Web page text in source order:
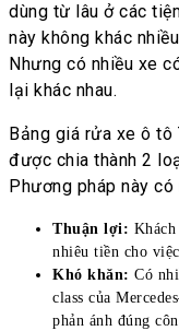
dùng từ lâu ở các
này không khác
Nhưng có nhiều xe
lại khác nhau.
Bảng giá rửa xe ô
được chia thành 2
Phương pháp này
Thuận lợi:
nhiêu tiền cho
Khó khăn: Có
class của
phản ánh đúng